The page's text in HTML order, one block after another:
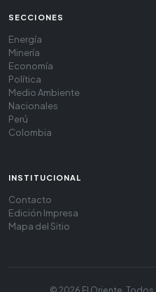
SECCIONES
Energía
Minería
Economía
Política
Medio Ambiente
Nacionales
Perú
Colombia
INSTITUCIONAL
Contacto
Edición Impresa
Mapa del Sitio